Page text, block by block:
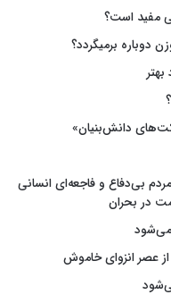
مفید است؟
دوباره برمیگردد؟
دانش‌بنیان»
مردم بی‌دفاع و فاجعه‌ای انسانی
در بحران
می‌شود
عصر انزوای خاموش